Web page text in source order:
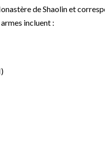
de Shaolin et
incluent :